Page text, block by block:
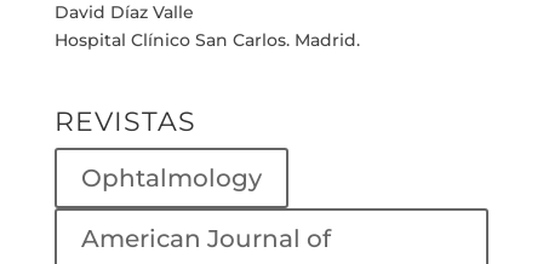
David Díaz Valle
Hospital Clínico San Carlos. Madrid.
REVISTAS
Ophtalmology
American Journal of